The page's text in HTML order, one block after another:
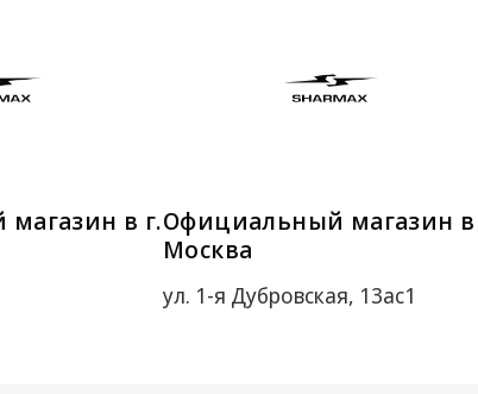
в г.Официальный магазин в
Москва
ул. 1-я Дубровская, 13ас1